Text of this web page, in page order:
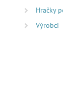
Hračky
Výrobci